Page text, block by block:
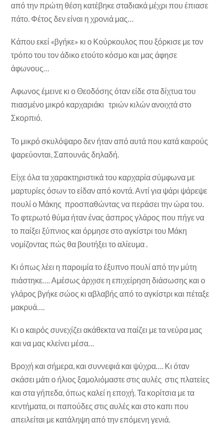
από την πρώτη θέση κατέβηκε σταδιακά μέχρι που έπιασε
πάτο. Φέτος δεν είναι η χρονιά μας…
Κάπου εκεί «βγήκε» κι ο Κούρκουλος που ξόρκισε με τον
τρόπο του τον άδικο ετούτο κόσμο και μας άφησε
άφωνους…
Αφωνος έμεινε κι ο Θεοδόσης όταν είδε στα δίχτυα του
πιασμένο μικρό καρχαριάκι τριών κιλών ανοιχτά στο
Σκορπιό.
Το μικρό σκυλόψαρο δεν ήταν από αυτά που κατά καιρούς
ψαρεύονται, Σαπουνάς δηλαδή.
Είχε όλα τα χαρακτηριστικά του καρχαρία σύμφωνα με
μαρτυρίες όσων το είδαν από κοντά. Αντί για ψάρι ψάρεψε
πουλί ο Μάκης προσπαθώντας να περάσει την ώρα του.
Το φτερωτό θύμα ήταν ένας άσπρος γλάρος που πήγε να
το παίξει ξύπνιος και όρμησε στο αγκίστρι του Μάκη
νομίζοντας πώς θα βουτήξει το αλίευμα .
Κι όπως λέει η παροιμία το έξυπνο πουλί από την μύτη
πιάστηκε…. Αμέσως άρχισε η επιχείρηση διάσωσης και ο
γλάρος βγήκε σώος κι αβλαβής από το αγκίστρι και πέταξε
μακρυά….
Κι ο καιρός συνεχίζει ακάθεκτα να παίζει με τα νεύρα μας
και να μας κλείνει μέσα…
Βροχή και σήμερα, και συννεφιά και ψύχρα…. Κι όταν
σκάσει μάτι ο ήλιος ξαμολιόμαστε στις αυλές στις πλατείες
και στα γήπεδα, όπως καλεί η εποχή. Τα κορίτσια με τα
κεντήματα, οι παπούδες στις αυλές και στο καπι που
απειλείται με κατάληψη από την επόμενη γενιά.